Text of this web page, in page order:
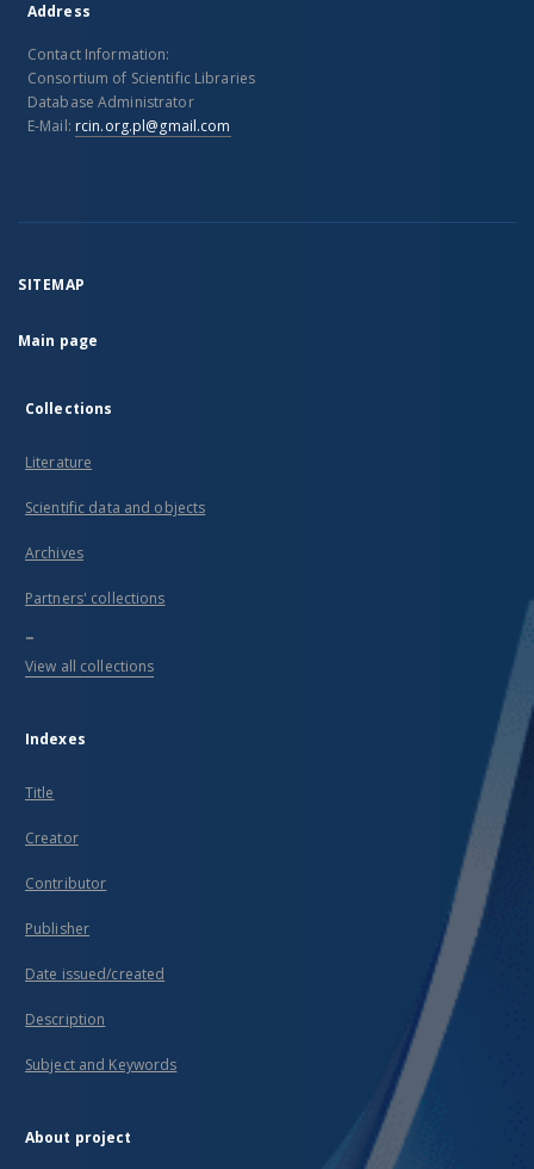
Address
Contact Information:
Consortium of Scientific Libraries
Database Administrator
E-Mail: rcin.org.pl@gmail.com
SITEMAP
Main page
Collections
Literature
Scientific data and objects
Archives
Partners' collections
...
View all collections
Indexes
Title
Creator
Contributor
Publisher
Date issued/created
Description
Subject and Keywords
About project